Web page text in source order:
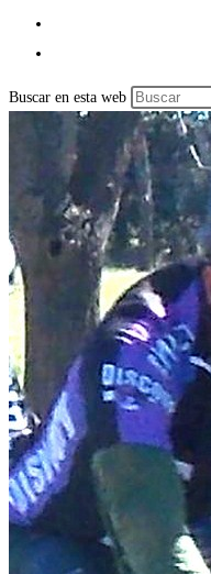
Buscar en esta web